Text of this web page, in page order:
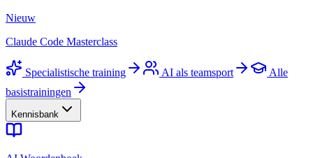
Nieuw
Claude Code Masterclass
Specialistische training AI als teamsport
Alle
basistrainingen
Kennisbank